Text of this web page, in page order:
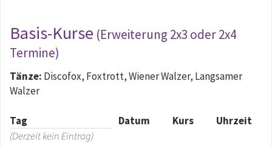
Basis-Kurse (Erweiterung 2x3 oder 2x4
Termine)
Tänze: Discofox, Foxtrott, Wiener Walzer, Langsamer
Walzer
Tag Datum Kurs
Uhrzeit
(Derzeit kein Eintrag)